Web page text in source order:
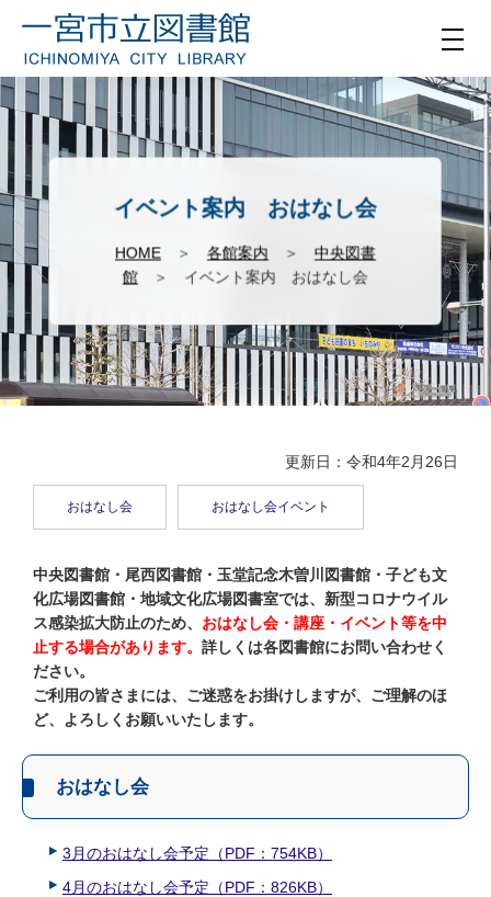
イベント案内 おはなし会
HOME＞ 各館案内 ＞ 中央図書
館＞ イベント案内 おはなし会
更新日：令和4年2月26日
おはなし会 おはなし会イベント
中央図書館・尾西図書館・玉堂記念木曽川図書館・子ども文
化広場図書館・地域文化広場図書室では、新型コロナウイル
ス感染拡大防止のため、 おはなし会・講座・イベント等を中
止する場合があります。 詳しくは各図書館にお問い合わせく
ださい。
ご利用の皆さまには、ご迷惑をお掛けしますが、ご理解のほ
ど、よろしくお願いいたします。
おはなし会
3月のおはなし会予定（PDF：754KB）
4月のおはなし会予定（PDF：826KB）